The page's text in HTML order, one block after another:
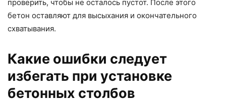
проверить, чтобы не осталось пустот. После этого
бетон оставляют для высыхания и окончательного
схватывания.
Какие ошибки следует
избегать при установке
бетонных столбов